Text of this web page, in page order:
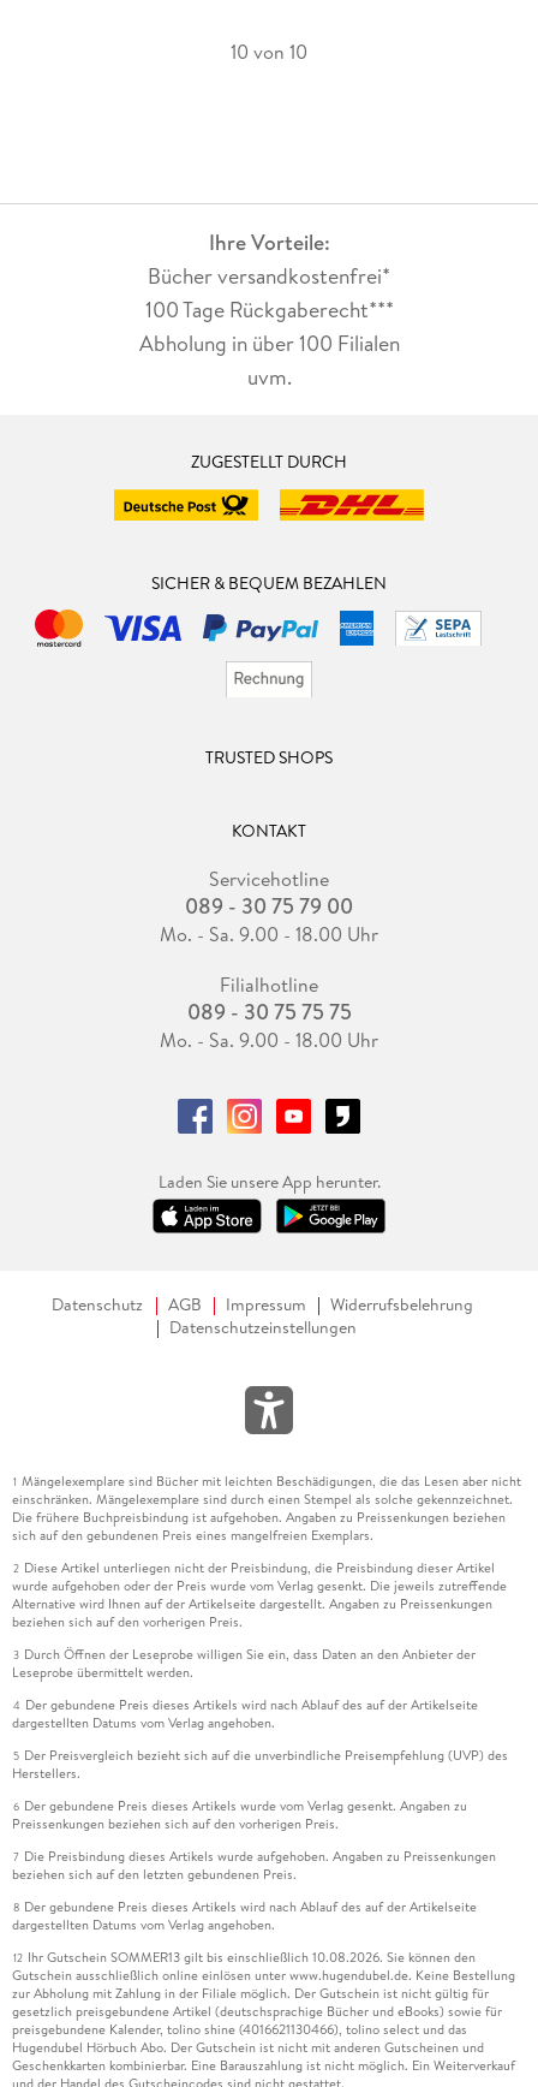
10 von 10
Ihre Vorteile:
Bücher versandkostenfrei*
100 Tage Rückgaberecht***
Abholung in über 100 Filialen
uvm.
ZUGESTELLT DURCH
SICHER & BEQUEM BEZAHLEN
TRUSTED SHOPS
KONTAKT
Servicehotline
089 - 30 75 79 00
Mo. - Sa. 9.00 - 18.00 Uhr
Filialhotline
089 - 30 75 75 75
Mo. - Sa. 9.00 - 18.00 Uhr
Laden Sie unsere App herunter.
Datenschutz AGB Impressum
Widerrufsbelehrung
Datenschutzeinstellungen
1 Mängelexemplare sind Bücher mit leichten Beschädigungen, die das Lesen aber nicht
einschränken. Mängelexemplare sind durch einen Stempel als solche gekennzeichnet.
Die frühere Buchpreisbindung ist aufgehoben. Angaben zu Preissenkungen beziehen
sich auf den gebundenen Preis eines mangelfreien Exemplars.
2 Diese Artikel unterliegen nicht der Preisbindung, die Preisbindung dieser Artikel
wurde aufgehoben oder der Preis wurde vom Verlag gesenkt. Die jeweils zutreffende
Alternative wird Ihnen auf der Artikelseite dargestellt. Angaben zu Preissenkungen
beziehen sich auf den vorherigen Preis.
3 Durch Öffnen der Leseprobe willigen Sie ein, dass Daten an den Anbieter der
Leseprobe übermittelt werden.
4 Der gebundene Preis dieses Artikels wird nach Ablauf des auf der Artikelseite
dargestellten Datums vom Verlag angehoben.
5 Der Preisvergleich bezieht sich auf die unverbindliche Preisempfehlung (UVP) des
Herstellers.
6 Der gebundene Preis dieses Artikels wurde vom Verlag gesenkt. Angaben zu
Preissenkungen beziehen sich auf den vorherigen Preis.
7 Die Preisbindung dieses Artikels wurde aufgehoben. Angaben zu Preissenkungen
beziehen sich auf den letzten gebundenen Preis.
8 Der gebundene Preis dieses Artikels wird nach Ablauf des auf der Artikelseite
dargestellten Datums vom Verlag angehoben.
12 Ihr Gutschein SOMMER13 gilt bis einschließlich 10.08.2026. Sie können den
Gutschein ausschließlich online einlösen unter www.hugendubel.de. Keine Bestellung
zur Abholung mit Zahlung in der Filiale möglich. Der Gutschein ist nicht gültig für
gesetzlich preisgebundene Artikel (deutschsprachige Bücher und eBooks) sowie für
preisgebundene Kalender, tolino shine (4016621130466), tolino select und das
Hugendubel Hörbuch Abo. Der Gutschein ist nicht mit anderen Gutscheinen und
Geschenkkarten kombinierbar. Eine Barauszahlung ist nicht möglich. Ein Weiterverkauf
und der Handel des Gutscheincodes sind nicht gestattet.